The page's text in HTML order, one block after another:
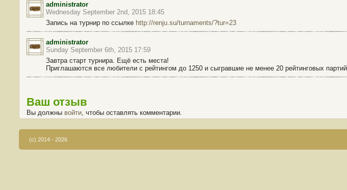
administrator
Wednesday September 2nd, 2015 18:45
Запись на турнир по ссылке http://renju.su/turnaments/?tur=23
administrator
Sunday September 6th, 2015 17:59
Завтра старт турнира. Ещё есть места!
Приглашаются все любители с рейтингом до 1250 и сыгравшие не менее 20 рейтинговых
Ваш отзыв
Вы должны войти, чтобы оставлять комментарии.
(c) 2014 - 2026